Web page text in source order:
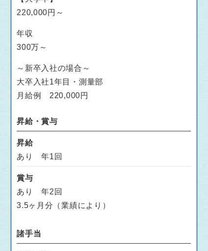
220,000円～
年収
300万～
～新卒入社の場合～
大卒入社1年目・測量部
月給例 220,000円
昇給・賞与
昇給
あり 年1回
賞与
あり 年2回
3.5ヶ月分（業績により）
諸手当